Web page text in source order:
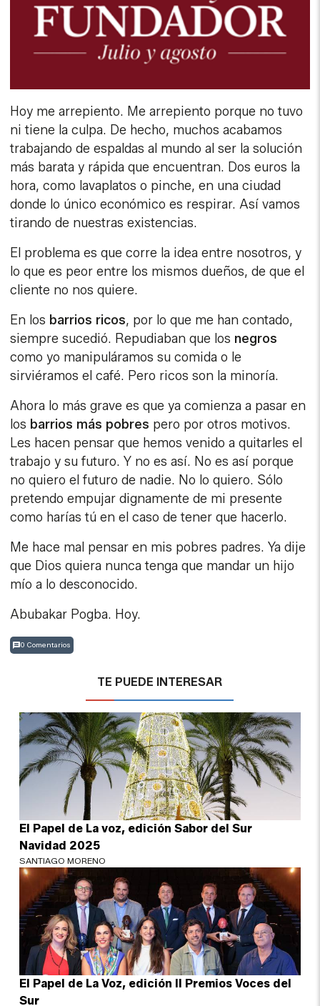
Hoy me arrepiento. Me arrepiento porque no tuvo
ni tiene la culpa. De hecho, muchos acabamos
trabajando de espaldas al mundo al ser la solución
más barata y rápida que encuentran. Dos euros la
hora, como lavaplatos o pinche, en una ciudad
donde lo único económico es respirar. Así vamos
tirando de nuestras existencias.
El problema es que corre la idea entre nosotros, y
lo que es peor entre los mismos dueños, de que el
cliente no nos quiere.
En los barrios ricos, por lo que me han contado,
siempre sucedió. Repudiaban que los negros
como yo manipuláramos su comida o le
sirviéramos el café. Pero ricos son la minoría.
Ahora lo más grave es que ya comienza a pasar en
los barrios más pobres pero por otros motivos.
Les hacen pensar que hemos venido a quitarles el
trabajo y su futuro. Y no es así. No es así porque
no quiero el futuro de nadie. No lo quiero. Sólo
pretendo empujar dignamente de mi presente
como harías tú en el caso de tener que hacerlo.
Me hace mal pensar en mis pobres padres. Ya dije
que Dios quiera nunca tenga que mandar un hijo
mío a lo desconocido.
Abubakar Pogba. Hoy.
0 Comentarios
TE PUEDE INTERESAR
El Papel de La voz, edición Sabor del Sur
Navidad 2025
SANTIAGO MORENO
El Papel de La Voz, edición II Premios Voces del
Sur